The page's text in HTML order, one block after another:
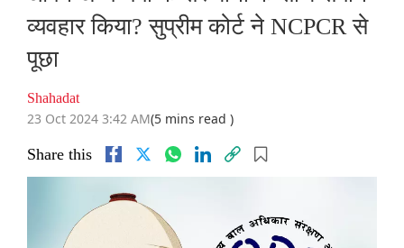
व्यवहार किया? सुप्रीम कोर्ट ने NCPCR से
पूछा
Shahadat
23 Oct 2024 3:42 AM(5 mins read )
Share this